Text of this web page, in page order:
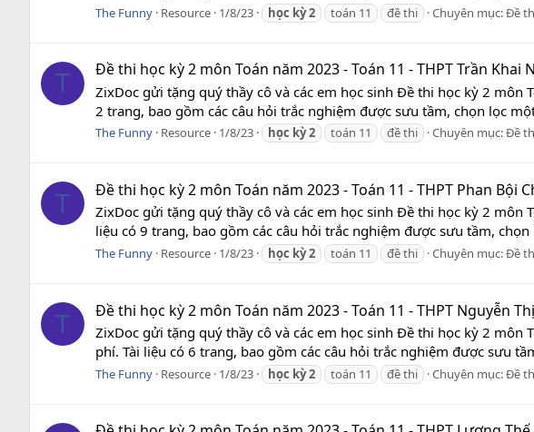
The Funny Resource 1/8/23 học kỳ2 toán 11 đề thi Chuyên mục:Đề
T Đề thi học kỳ 2 môn Toán năm 2023 - Toán 11 - THPT Trần Khai
ZixDoc gửi tặng quý thầy cô và các em học sinh Đề thi học kỳ 2 môn
2 trang, bao gồm các câu hỏi trắc nghiệm được sưu tầm, chọn lọc
The Funny Resource 1/8/23 học kỳ2 toán 11 đề thi Chuyên mục:Đề
T Đề thi học kỳ 2 môn Toán năm 2023 - Toán 11 - THPT Phan Bội
ZixDoc gửi tặng quý thầy cô và các em học sinh Đề thi học kỳ 2 môn
liệu có 9 trang, bao gồm các câu hỏi trắc nghiệm được sưu tầm,
The Funny Resource 1/8/23 học kỳ2 toán 11 đề thi Chuyên mục:Đề
T Đề thi học kỳ 2 môn Toán năm 2023 - Toán 11 - THPT Nguyễn
ZixDoc gửi tặng quý thầy cô và các em học sinh Đề thi học kỳ 2 môn
phí. Tài liệu có 6 trang, bao gồm các câu hỏi trắc nghiệm được sưu
The Funny Resource 1/8/23 học kỳ2 toán 11 đề thi Chuyên mục:Đề